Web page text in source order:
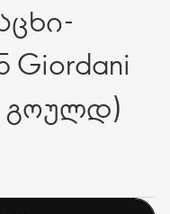
Giordani
გოულდ)